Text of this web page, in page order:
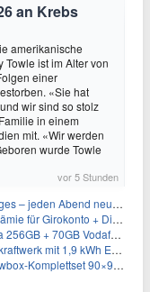
an Krebs
amerikanische
Towle ist im Alter von
einer
«Sie hat
wir sind so stolz
in einem
mit. «Wir werden
wurde Towle
vor 5 Stunden
neue Deals zum Stöbern
Girokonto + Direkt-Depot
für 34,99€/Monat (effektiv 4,74€/Monat)
Speicher für 719€ + 30€ Filial-Gutschein
90×90×180 cm für 379,99€